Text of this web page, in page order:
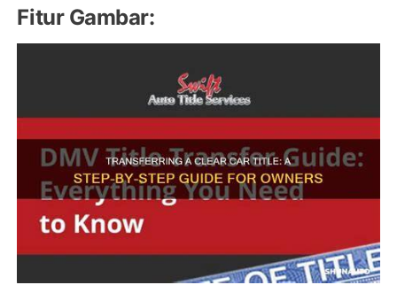
Fitur Gambar: